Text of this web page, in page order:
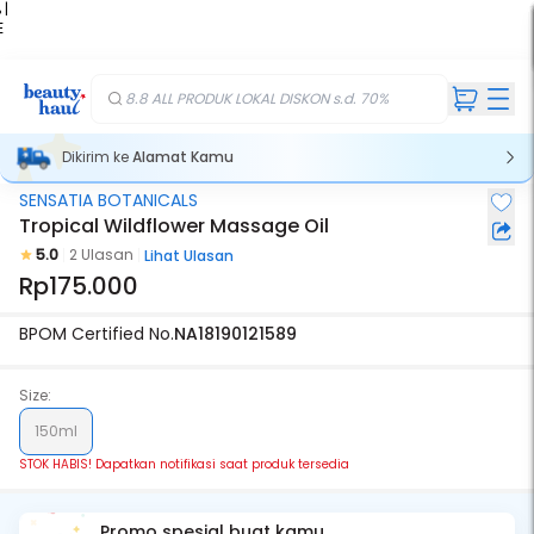
|
8.8 ALL PRODUK LOKAL DISKON s.d. 70%
Dikirim keAlamat Kamu
Stok Habis
SENSATIA BOTANICALS
Tropical Wildflower Massage Oil
5.0 2 Ulasan Lihat Ulasan
Rp175.000
BPOM Certified No.NA18190121589
Size:
150ml
STOK HABIS! Dapatkan notifikasi saat produk tersedia